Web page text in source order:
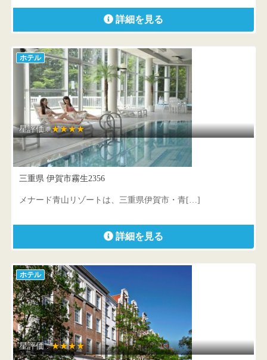
詳細を見る
ホテル
星評価 :★★★★
メナード青山リゾート
三重県 伊賀市霧生2356
メナード青山リゾートは、三重県伊賀市・青[…]
詳細を見る
ホテル
星評価 :★★★★